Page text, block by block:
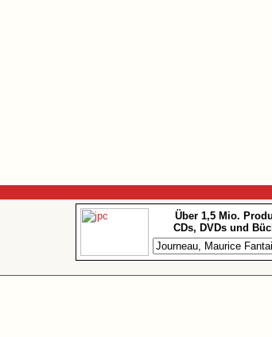
Über 1,5 Mio.
CDs, DVDs und